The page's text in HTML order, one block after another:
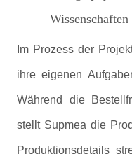
Im Prozess der
ihre eigenen
Während die
stellt Supmea die
Produktionsdetails